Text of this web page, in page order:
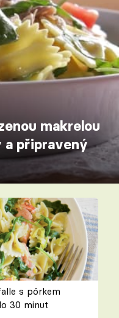
makrelou
a připravený
s pórkem
30 minut